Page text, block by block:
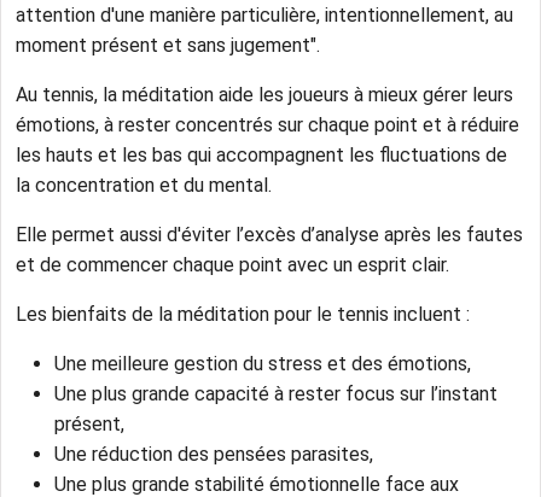
attention d'une manière particulière, intentionnellement, au
moment présent et sans jugement".
Au tennis, la méditation aide les joueurs à mieux gérer leurs
émotions, à rester concentrés sur chaque point et à réduire
les hauts et les bas qui accompagnent les fluctuations de
la concentration et du mental.
Elle permet aussi d'éviter l’excès d’analyse après les fautes
et de commencer chaque point avec un esprit clair.
Les bienfaits de la méditation pour le tennis incluent :
Une meilleure gestion du stress et des émotions,
Une plus grande capacité à rester focus sur l’instant
présent,
Une réduction des pensées parasites,
Une plus grande stabilité émotionnelle face aux